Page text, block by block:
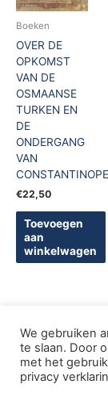
Boeken
OVER DE
OPKOMST
VAN DE
OSMAANSE
TURKEN EN
DE
ONDERGANG
VAN
€22,50
Toevoegen
aan
winkelwagen
Copyright ©
We gebruiken
te slaan. Door
met het
privacy